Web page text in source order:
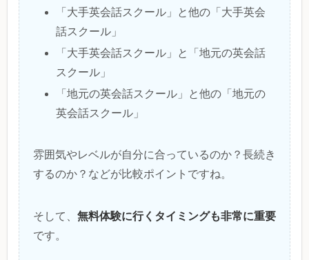
「大手英会話スクール」と他の「大手英会
話スクール」
「大手英会話スクール」と「地元の英会話
スクール」
「地元の英会話スクール」と他の「地元の
英会話スクール」
雰囲気やレベルが自分に合っているのか？長続き
するのか？などが比較ポイントですね。
そして、 無料体験に行くタイミングも非常に重要
です。